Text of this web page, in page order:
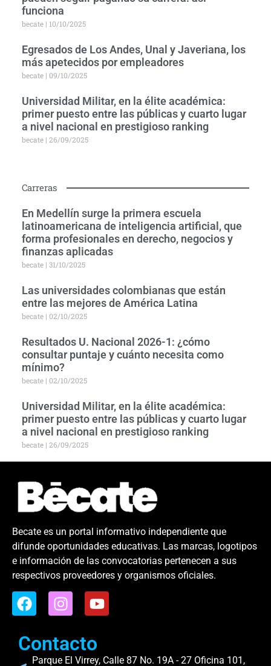
funciona
becate 10/10/2025
Egresados de Los Andes, Unal y Javeriana, los
más apetecidos por empleadores
becate 09/10/2025
Universidad Militar, en la élite académica:
primer puesto entre las públicas y cuarto lugar
a nivel nacional en prestigioso ranking
becate 26/09/2025
Carreras
En Medellín surge la primera escuela
latinoamericana de inteligencia artificial, que
forma profesionales en derecho, negocios y
finanzas aplicadas
becate 31/10/2025
Las universidades colombianas que están
entre las mejores de América Latina
becate 02/10/2025
Resultados U. Nacional 2026-1: ¿cómo
consultar puntaje y cuánto necesita como
mínimo?
becate 02/10/2025
Universidad Militar, en la élite académica:
primer puesto entre las públicas y cuarto lugar
a nivel nacional en prestigioso ranking
becate 26/09/2025
Becate es un portal informativo independiente que
difunde oportunidades educativas. Las marcas, logotipos
e información de las convocatorias pertenecen a sus
respectivos proveedores y organismos oficiales.
Contacto
Parque El Virrey, Calle 87 No. 19A - 27 Oficina 101,